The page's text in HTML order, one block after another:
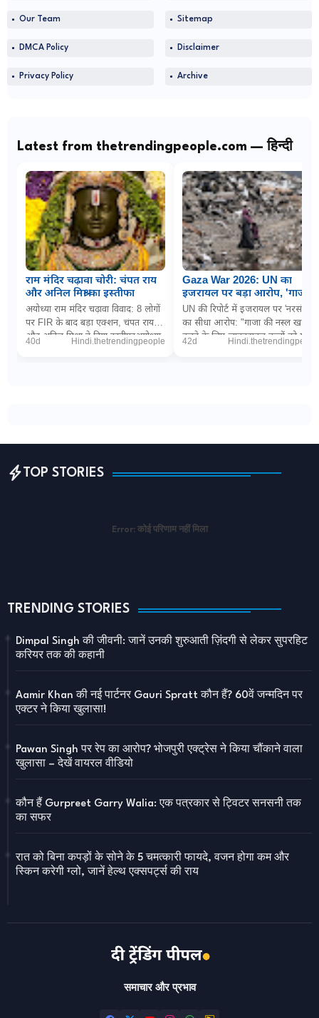
Our Team Sitemap
DMCA Policy Disclaimer
Privacy Policy Archive
Latest from thetrendingpeople.com — हिन्दी
राम मंदिर चढ़ावा चोरी: चंपत राय
और अनिल मिश्रा का इस्तीफा
अयोध्या राम मंदिर चढ़ावा विवाद: 8 लोगों
पर FIR के बाद बड़ा एक्शन, चंपत राय
और अनिल मिश्रा ने दिया इस्तीफाअयोध्या
40d Hindi.thetrendingpeople
Gaza War 2026: UN का
इजरायल पर बड़ा आरोप, 'गाजा में
नरसंहार के लिए बच्चों को
जानबूझकर बना रहे निशाना'
UN की रिपोर्ट में इजरायल पर 'नरसंहार'
का सीधा आरोप: "गाजा की नस्ल खत्म
करने के लिए जानबूझकर बच्चों को मार
42d
TOP STORIES
Error: कोई परिणाम नहीं मिला
TRENDING STORIES
Dimpal Singh की जीवनी: जानें उनकी शुरुआती ज़िंदगी से लेकर सुपरहिट
करियर तक की कहानी
Aamir Khan की नई पार्टनर Gauri Spratt कौन हैं? 60वें जन्मदिन पर
एक्टर ने किया खुलासा!
Pawan Singh पर रेप का आरोप? भोजपुरी एक्ट्रेस ने किया चौंकाने वाला
खुलासा – देखें वायरल वीडियो
कौन हैं Gurpreet Garry Walia: एक पत्रकार से ट्विटर सनसनी तक
का सफर
रात को बिना कपड़ों के सोने के 5 चमत्कारी फायदे, वजन होगा कम और
स्किन करेगी ग्लो, जानें हेल्थ एक्सपर्ट्स की राय
समाचार और प्रभाव